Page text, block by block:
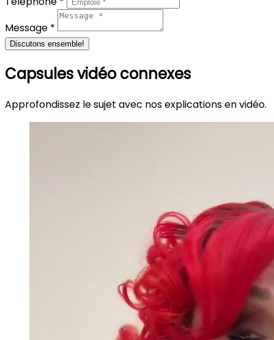
Message *
Discutons ensemble!
Capsules vidéo connexes
Approfondissez le sujet avec nos explications en vidéo.